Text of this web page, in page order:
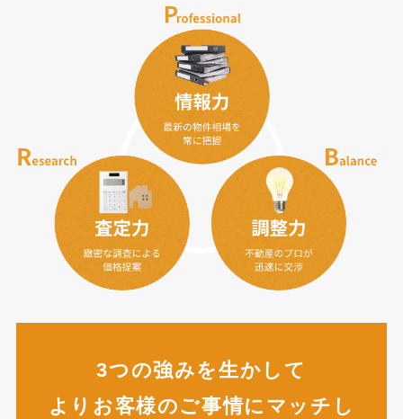
3つの強みを生かして
よりお客様のご事情にマッチし